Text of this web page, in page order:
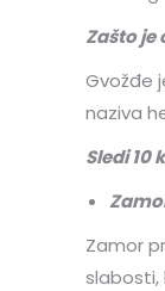
Zašto je
Gvožđe
naziva
Sledi
Zamor
slabosti,